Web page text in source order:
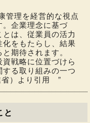
管理を経営的な視点
企業理念に基づ
は、従業員の活力
をもたらし、結果
期待されます。
戦略に位置づけら
る取り組みの一つ
）より引用 ”
と